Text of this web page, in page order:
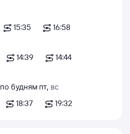
15:35
16:58
14:39
14:44
по будням
18:37
пт, вс
19:32